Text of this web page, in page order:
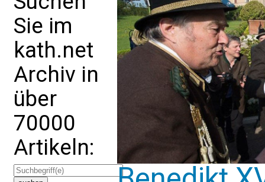
Sie im
kath.net
Archiv in
über
70000
Artikeln: